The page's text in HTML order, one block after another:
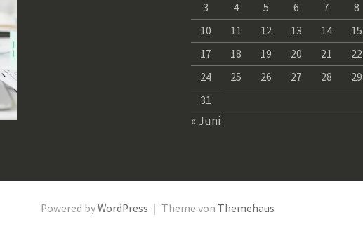
3
4 5 6 7 8
10
11 12 13 14 15
17
18 19 20 21 22
24
25 26 27 28 29
31
« Juni
Powered byWordPress Theme von Themehaus